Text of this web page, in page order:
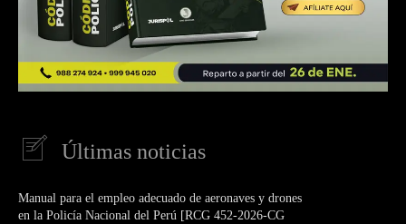
Últimas noticias
Manual para el empleo adecuado de aeronaves y drones
en la Policía Nacional del Perú [RCG 452-2026-CG